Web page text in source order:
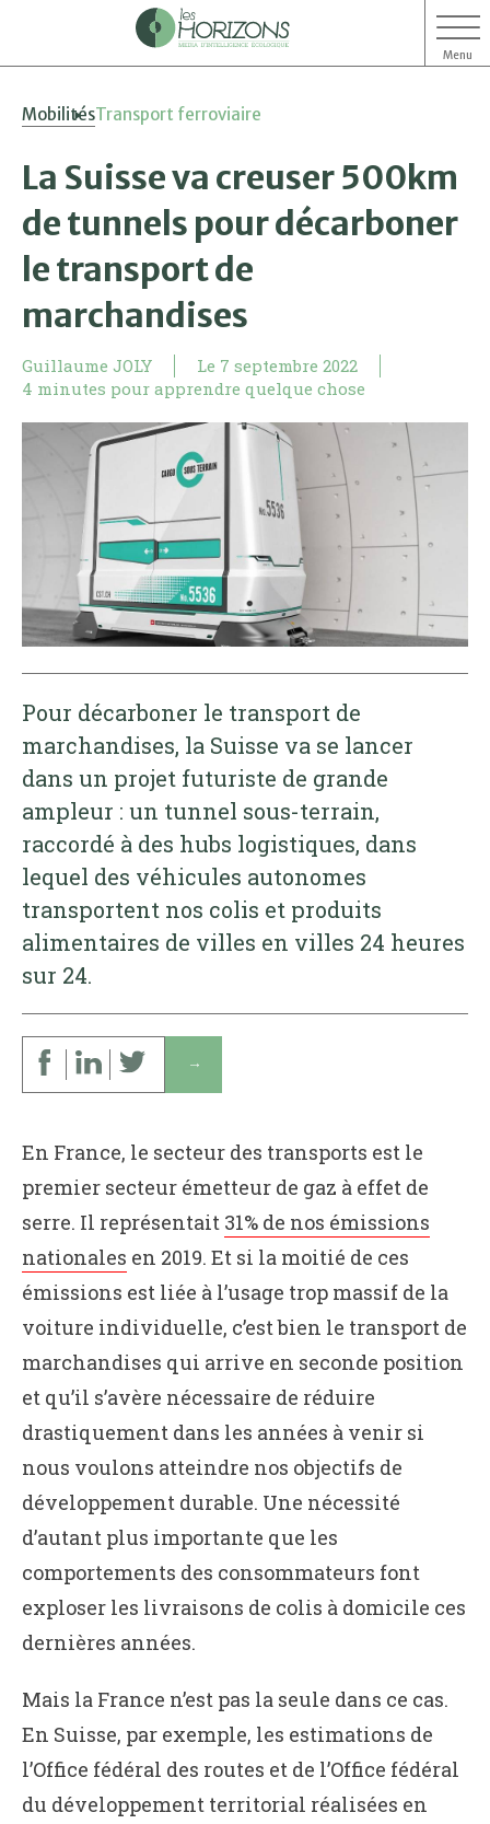
Menu
MobilitésTransport ferroviaire
La Suisse va creuser 500km
de tunnels pour décarboner
le transport de
marchandises
Guillaume JOLY Le 7 septembre 2022
4 minutes pour apprendre quelque chose
Pour décarboner le transport de
marchandises, la Suisse va se lancer
dans un projet futuriste de grande
ampleur : un tunnel sous-terrain,
raccordé à des hubs logistiques, dans
lequel des véhicules autonomes
transportent nos colis et produits
alimentaires de villes en villes 24 heures
sur 24.
↓
En France, le secteur des transports est le
premier secteur émetteur de gaz à effet de
serre. Il représentait 31% de nos émissions
nationales en 2019. Et si la moitié de ces
émissions est liée à l’usage trop massif de la
voiture individuelle, c’est bien le transport de
marchandises qui arrive en seconde position
et qu’il s’avère nécessaire de réduire
drastiquement dans les années à venir si
nous voulons atteindre nos objectifs de
développement durable. Une nécessité
d’autant plus importante que les
comportements des consommateurs font
exploser les livraisons de colis à domicile ces
dernières années.
Mais la France n’est pas la seule dans ce cas.
En Suisse, par exemple, les estimations de
l’Office fédéral des routes et de l’Office fédéral
du développement territorial réalisées en